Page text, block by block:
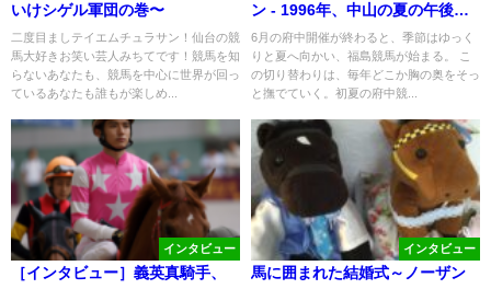
いけシゲル軍団の巻〜
二度目ましテイエムチュラサン！仙台の競
馬大好きお笑い芸人みちてです！競馬を知
らないあなたも、競馬を中心に世界が回っ
ているあなたも誰もが楽しめ...
ン - 1996年、中山の夏の午後に
咲いた「幻影」の物語
6月の府中開催が終わると、季節はゆっく
りと夏へ向かい、福島競馬が始まる。 こ
の切り替わりは、毎年どこか胸の奥をそっ
と撫でていく。初夏の府中競...
インタビュー
［インタビュー］義英真騎手、
インタビュー
馬に囲まれた結婚式～ノーザン